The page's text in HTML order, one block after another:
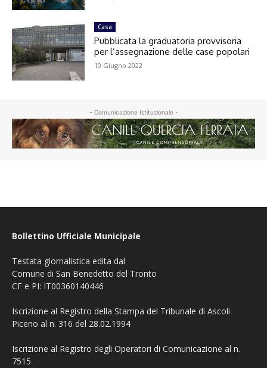
Casa
Pubblicata la graduatoria provvisoria
per l’assegnazione delle case popolari
10 Giugno 2022
- Comunicazione Istituzionale -
Bollettino Ufficiale Municipale
Testata giornalistica edita dal
Comune di San Benedetto del Tronto
CF e PI: IT00360140446
Iscrizione al Registro della Stampa del Tribunale di Ascoli
Piceno al n. 316 del 28.02.1994
Iscrizione al Registro degli Operatori di Comunicazione al n.
7515